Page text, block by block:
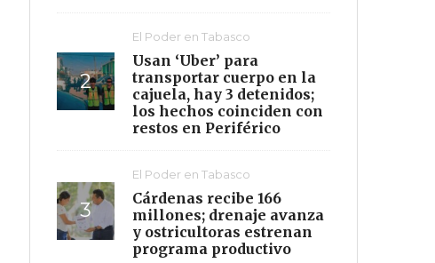
El Poder en Tabasco
Usan ‘Uber’ para
transportar cuerpo en la
cajuela, hay 3 detenidos;
los hechos coinciden con
restos en Periférico
El Poder en Tabasco
Cárdenas recibe 166
millones; drenaje avanza
y ostricultoras estrenan
programa productivo